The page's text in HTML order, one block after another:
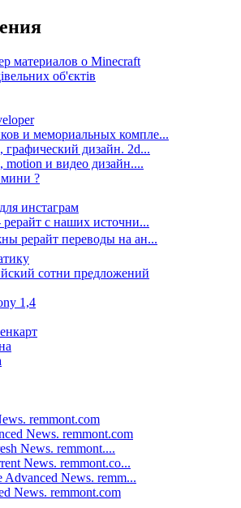
материалов о Minecraft
об'єктів
и мемориальных компле...
графический дизайн. 2d...
motion и видео дизайн....
?
инстаграм
с наших источни...
рерайт переводы на ан...
сотни предложений
1,4
remmont.com
News. remmont.com
News. remmont....
News. remmont.co...
News. remm...
News. remmont.com